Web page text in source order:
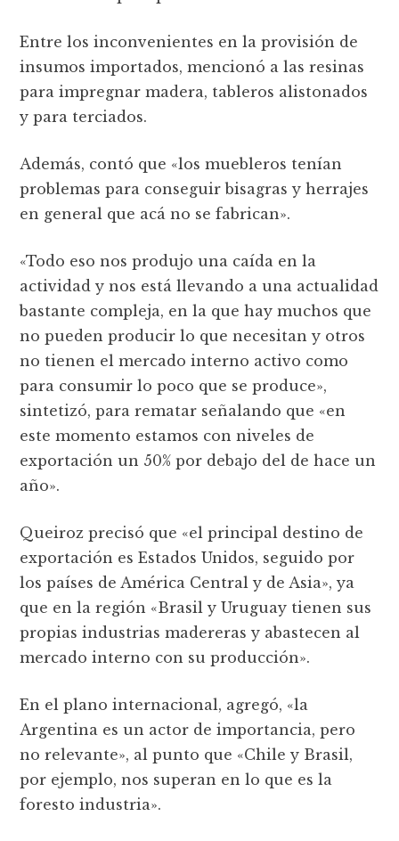
Entre los inconvenientes en la provisión de
insumos importados, mencionó a las resinas
para impregnar madera, tableros alistonados
y para terciados.
Además, contó que «los muebleros tenían
problemas para conseguir bisagras y herrajes
en general que acá no se fabrican».
«Todo eso nos produjo una caída en la
actividad y nos está llevando a una actualidad
bastante compleja, en la que hay muchos que
no pueden producir lo que necesitan y otros
no tienen el mercado interno activo como
para consumir lo poco que se produce»,
sintetizó, para rematar señalando que «en
este momento estamos con niveles de
exportación un 50% por debajo del de hace un
año».
Queiroz precisó que «el principal destino de
exportación es Estados Unidos, seguido por
los países de América Central y de Asia», ya
que en la región «Brasil y Uruguay tienen sus
propias industrias madereras y abastecen al
mercado interno con su producción».
En el plano internacional, agregó, «la
Argentina es un actor de importancia, pero
no relevante», al punto que «Chile y Brasil,
por ejemplo, nos superan en lo que es la
foresto industria».